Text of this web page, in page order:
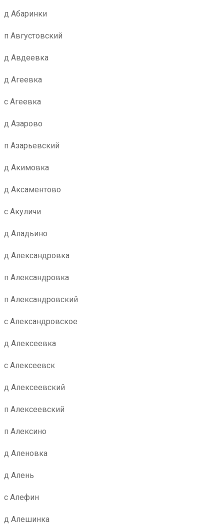
д Абаринки
п Августовский
д Авдеевка
д Агеевка
с Агеевка
д Азарово
п Азарьевский
д Акимовка
д Аксаментово
с Акуличи
д Аладьино
д Александровка
п Александровка
п Александровский
с Александровское
д Алексеевка
с Алексеевск
д Алексеевский
п Алексеевский
п Алексино
д Аленовка
д Алень
с Алефин
д Алешинка